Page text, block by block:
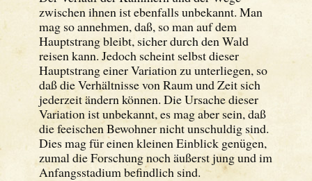
zwischen ihnen ist ebenfalls unbekannt. Man
mag so annehmen, daß, so man auf dem
Hauptstrang bleibt, sicher durch den Wald
reisen kann. Jedoch scheint selbst dieser
Hauptstrang einer Variation zu unterliegen, so
daß die Verhältnisse von Raum und Zeit sich
jederzeit ändern können. Die Ursache dieser
Variation ist unbekannt, es mag aber sein, daß
die feeischen Bewohner nicht unschuldig sind.
Dies mag für einen kleinen Einblick genügen,
zumal die Forschung noch äußerst jung und im
Anfangsstadium befindlich sind.